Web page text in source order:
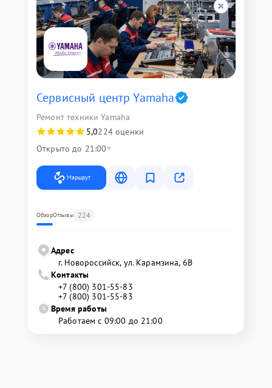
Сервисный центр Yamaha
Ремонт техники Yamaha
5,0224 оценки
Открыто до 21:00
Маршрут
ОбзорОтзывы 224
Адрес
г. Новороссийск, ул. Карамзина, 6В
Контакты
+7 (800) 301-55-83
+7 (800) 301-55-83
Время работы
Работаем с 09:00 до 21:00